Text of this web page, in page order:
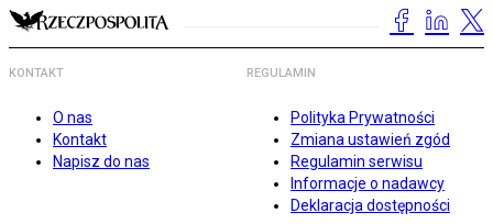
KONTAKT
O nas
Kontakt
Napisz do nas
REGULAMIN
Polityka Prywatności
Zmiana ustawień zgód
Regulamin serwisu
Informacje o nadawcy
Deklaracja dostępności